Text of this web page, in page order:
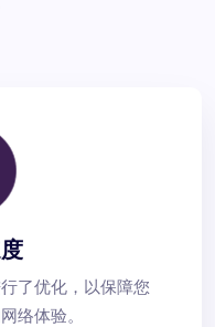
了优化，以保障您
络体验。